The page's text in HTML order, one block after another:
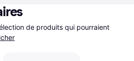
de produits qui pourraient